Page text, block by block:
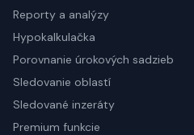
Reporty a analýzy
Hypokalkulačka
Porovnanie úrokových sadzieb
Sledovanie oblastí
Sledované inzeráty
Premium funkcie